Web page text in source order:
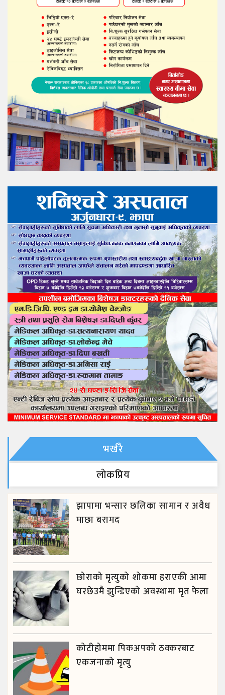
भर्खरै
लाेकप्रिय
झापामा भन्सार छलिका सामान र अवैध
माछा बरामद
छोराको मृत्युको शोकमा हराएकी आमा
घरछेउमै झुन्डिएको अवस्थामा मृत फेला
कोटीहोममा पिकअपको ठक्करबाट
एकजनाको मृत्यु